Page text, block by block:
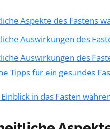
Aspekte des Fastens
Auswirkungen des
Auswirkungen des
Tipps für ein gesundes
in das Fasten